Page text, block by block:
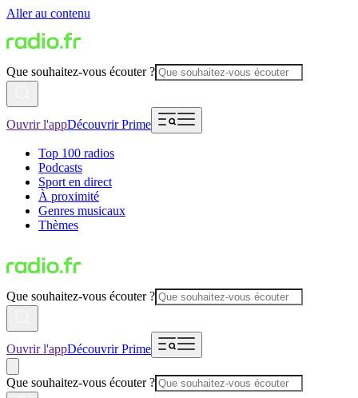
Aller au contenu
Que souhaitez-vous écouter ?
Ouvrir l'appDécouvrir Prime
Top 100 radios
Podcasts
Sport en direct
À proximité
Genres musicaux
Thèmes
Que souhaitez-vous écouter ?
Ouvrir l'appDécouvrir Prime
Que souhaitez-vous écouter ?